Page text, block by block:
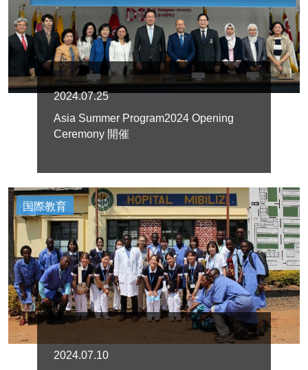
2024.07.25
Asia Summer Program2024 Opening
Ceremony 開催
国際教育
2024.07.10